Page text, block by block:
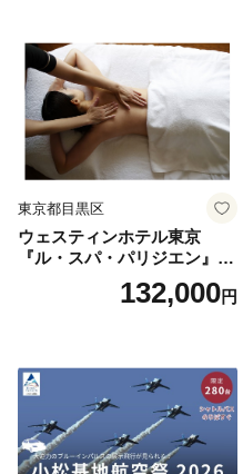
東京都目黒区
ウェスティンホテル東京
『ル・スパ・パリジエン』選
べるボディセラピー90分/1名
132,000円